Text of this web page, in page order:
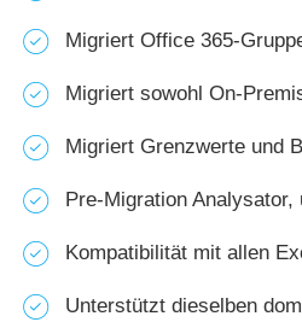
Migriert Office 365-
Migriert sowohl On-
Migriert Grenzwerte und
Pre-Migration
Kompatibilität mit allen
Unterstützt dieselben